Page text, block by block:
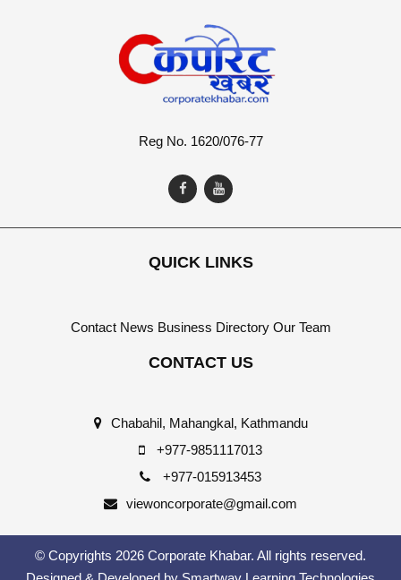
Reg No. 1620/076-77
QUICK LINKS
Contact News Business Directory Our Team
CONTACT US
Chabahil, Mahangkal, Kathmandu
+977-9851117013
+977-015913453
viewoncorporate@gmail.com
© Copyrights 2026 Corporate Khabar. All rights reserved.